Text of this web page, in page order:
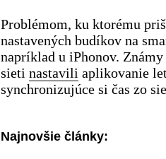
Problémom, ku ktorému
nastavených budíkov na
napríklad u iPhonov.
sieti nastavili aplikovanie
synchronizujúce si čas zo
Najnovšie články: